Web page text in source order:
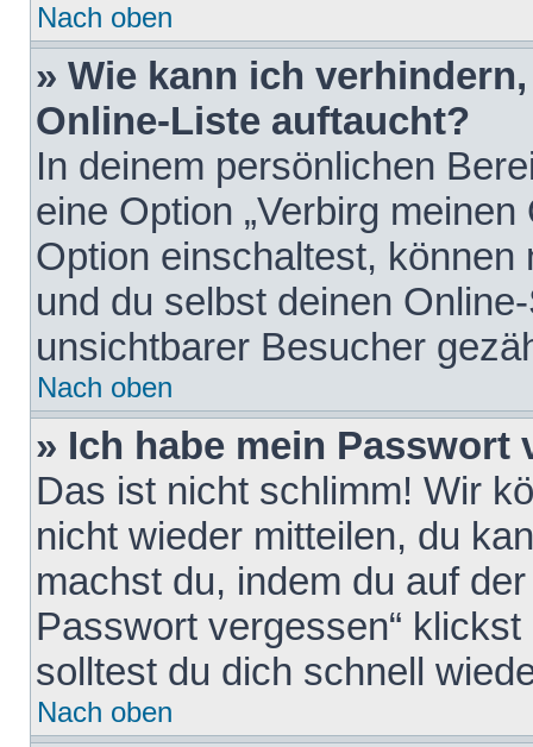
Nach oben
» Wie kann ich
Online-Liste auftaucht?
In deinem persönlichen
eine Option „Verbirg
Option einschaltest,
und du selbst deinen
unsichtbarer Besucher
Nach oben
» Ich habe mein Passwort
Das ist nicht schlimm! Wir
nicht wieder mitteilen, du
machst du, indem du auf
Passwort vergessen“
solltest du dich schnell
Nach oben